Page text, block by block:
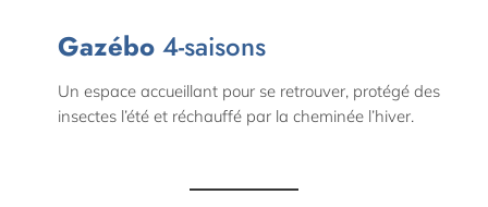
Gazébo4-saisons
Un espace accueillant pour se retrouver, protégé des
insectes l’été et réchauffé par la cheminée l’hiver.